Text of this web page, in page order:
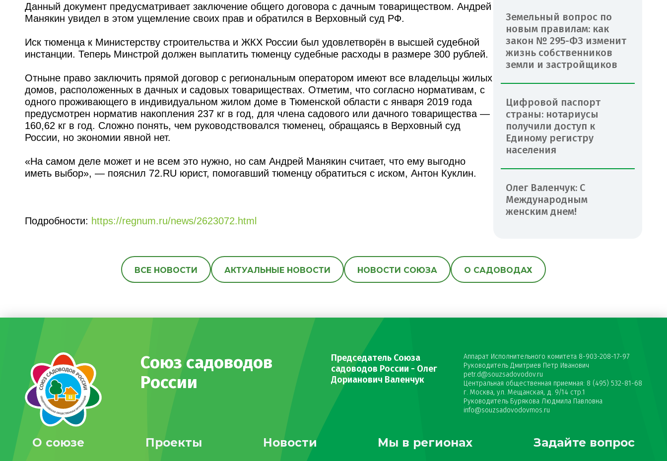
Данный документ предусматривает заключение общего договора с дачным товариществом. Андрей
Манякин увидел в этом ущемление своих прав и обратился в Верховный суд РФ.
Иск тюменца к Министерству строительства и ЖКХ России был удовлетворён в высшей судебной
инстанции. Теперь Минстрой должен выплатить тюменцу судебные расходы в размере 300 рублей.
Отныне право заключить прямой договор с региональным оператором имеют все владельцы жилых
домов, расположенных в дачных и садовых товариществах. Отметим, что согласно нормативам, с
одного проживающего в индивидуальном жилом доме в Тюменской области с января 2019 года
предусмотрен норматив накопления 237 кг в год, для члена садового или дачного товарищества —
160,62 кг в год. Сложно понять, чем руководствовался тюменец, обращаясь в Верховный суд
России, но экономии явной нет.
«На самом деле может и не всем это нужно, но сам Андрей Манякин считает, что ему выгодно
иметь выбор», — пояснил 72.RU юрист, помогавший тюменцу обратиться с иском, Антон Куклин.
Подробности: https://regnum.ru/news/2623072.html
Земельный вопрос по
новым правилам: как
закон № 295-ФЗ изменит
жизнь собственников
земли и застройщиков
Цифровой паспорт
страны: нотариусы
получили доступ к
Единому регистру
населения
Олег Валенчук: С
Международным
женским днем!
ВСЕ НОВОСТИ АКТУАЛЬНЫЕ НОВОСТИ НОВОСТИ СОЮЗА О САДОВОДАХ
Союз садоводов
России
Председатель Союза
садоводов России - Олег
Дорианович Валенчук
Аппарат Исполнительного комитета 8-903-208-17-97
Руководитель Дмитриев Петр Иванович
petr.d@souzsadovodov.ru
Центральная общественная приемная: 8 (495) 532-81-68
г. Москва, ул. Мещанская, д. 9/14 стр.1
Руководитель Бурякова Людмила Павловна
info@souzsadovodovmos.ru
О союзе Проекты Новости Мы в регионах Задайте вопрос